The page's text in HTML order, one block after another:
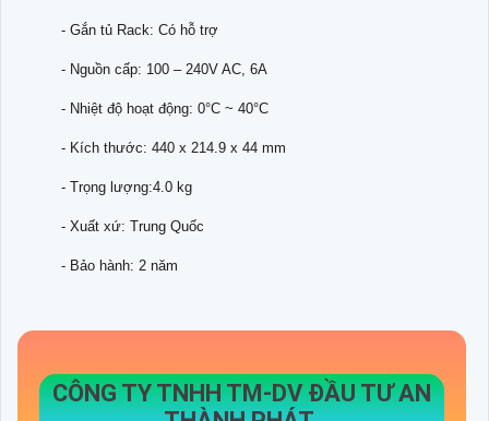
- Gắn tủ Rack: Có hỗ trợ
- Nguồn cấp: 100 – 240V AC, 6A
- Nhiệt độ hoạt động: 0°C ~ 40°C
- Kích thước: 440 x 214.9 x 44 mm
- Trọng lượng:4.0 kg
- Xuất xứ: Trung Quốc
- Bảo hành: 2 năm
CÔNG TY TNHH TM-DV ĐẦU TƯ AN